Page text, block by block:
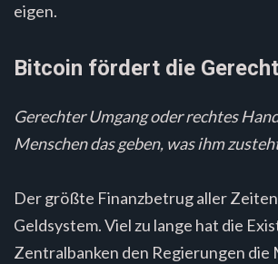
eigen.
Bitcoin fördert die
Gerechter Umgang oder rechtes
Menschen das geben, was ihm
Der größte Finanzbetrug aller
Geldsystem. Viel zu lange hat die
Zentralbanken den Regierungen die